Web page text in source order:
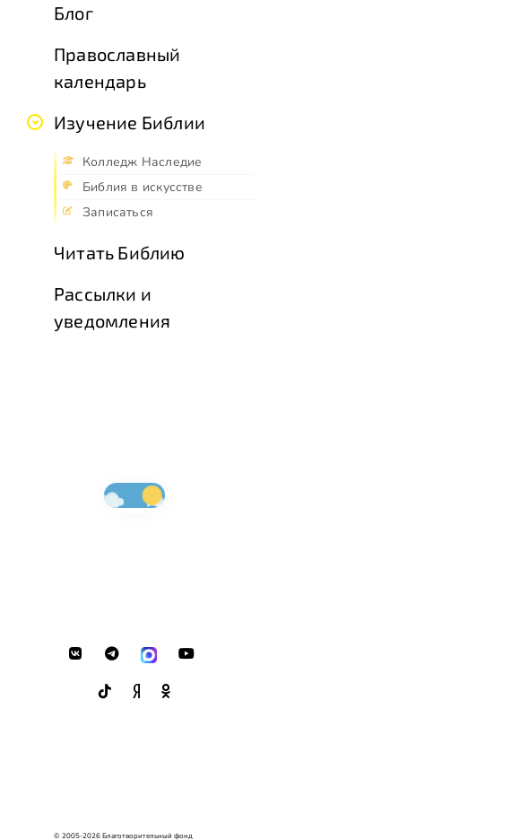
Блог
Православный
календарь
Изучение Библии
Колледж Наследие
Библия в искусстве
Записаться
Читать Библию
Рассылки и
уведомления
© 2005-2026 Благотворительный фонд